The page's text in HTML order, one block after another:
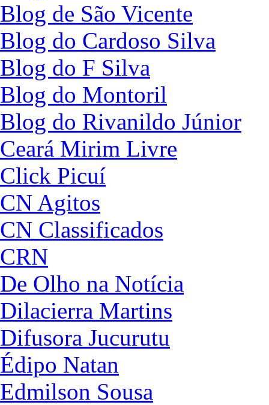
Blog de São Vicente
Blog do Cardoso Silva
Blog do F Silva
Blog do Montoril
Blog do Rivanildo Júnior
Ceará Mirim Livre
Click Picuí
CN Agitos
CN Classificados
CRN
De Olho na Notícia
Dilacierra Martins
Difusora Jucurutu
Édipo Natan
Edmilson Sousa